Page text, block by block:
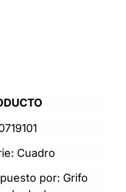
Cuadro
por: Grifo